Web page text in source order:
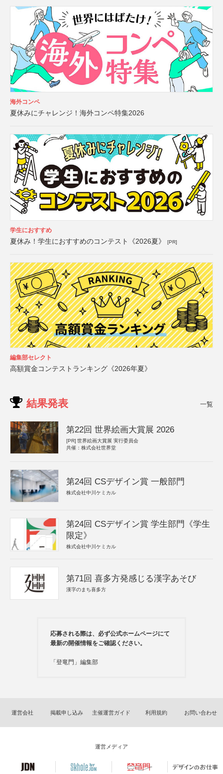
海外コンペ
夏休みにチャレンジ！海外コンペ特集2026
学生におすすめ
夏休み！学生におすすめのコンテスト《2026夏》 [PR]
編集部セレクト
高額賞金コンテストランキング《2026年夏》
結果発表 一覧
第22回 世界絵画大賞展 2026
[PR] 世界絵画大賞展 実行委員会
共催：株式会社世界堂
第24回 CSデザイン賞 一般部門
株式会社中川ケミカル
第24回 CSデザイン賞 学生部門《学生
限定》
株式会社中川ケミカル
第71回 喜多方発感じる漢字あそび
漢字のまち喜多方
応募される際は、必ず公式ホームページにて
最新の開催情報をご確認ください。
「登竜門」編集部
運営会社 掲載申し込み 主催運営ガイド 利用規約 お問い合わせ
運営メディア